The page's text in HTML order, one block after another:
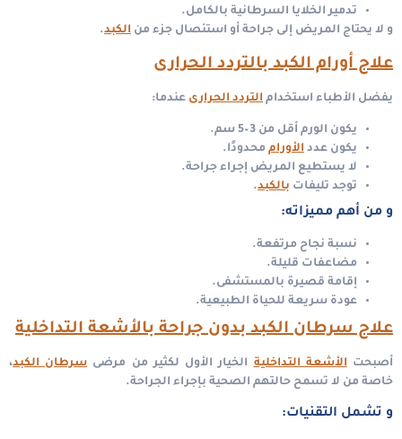
تدمير الخلايا السرطانية بالكامل.
و لا يحتاج المريض إلى جراحة أو استئصال جزء من الكبد.
علاج أورام الكبد بالتردد الحرارى
يفضل الأطباء استخدام التردد الحرارى عندما:
يكون الورم أقل من 3–5 سم.
يكون عدد الأورام محدودًا.
لا يستطيع المريض إجراء جراحة.
توجد تليفات بالكبد.
و من أهم مميزاته:
نسبة نجاح مرتفعة.
مضاعفات قليلة.
إقامة قصيرة بالمستشفى.
عودة سريعة للحياة الطبيعية.
علاج سرطان الكبد بدون جراحة بالأشعة التداخلية
أصبحتالأشعة التداخليةالخيار الأول لكثير من مرضىسرطان الكبد،
خاصة من لا تسمح حالتهم الصحية بإجراء الجراحة.
و تشمل التقنيات: